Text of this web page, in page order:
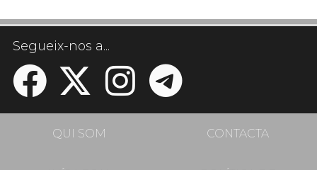
Segueix-nos a...
QUI SOM CONTACTA